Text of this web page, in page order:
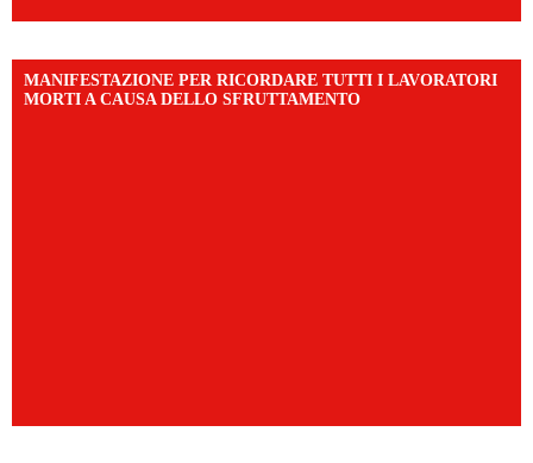
MANIFESTAZIONE PER RICORDARE TUTTI I LAVORATORI
MORTI A CAUSA DELLO SFRUTTAMENTO